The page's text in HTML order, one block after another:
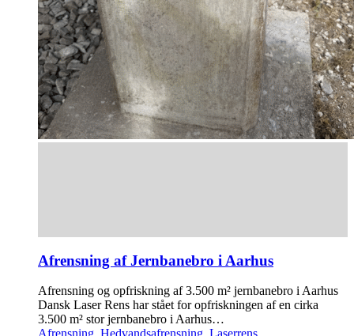
Afrensning af Jernbanebro i Aarhus
Afrensning og opfriskning af 3.500 m² jernbanebro i Aarhus
Dansk Laser Rens har stået for opfriskningen af en cirka
3.500 m² stor jernbanebro i Aarhus…